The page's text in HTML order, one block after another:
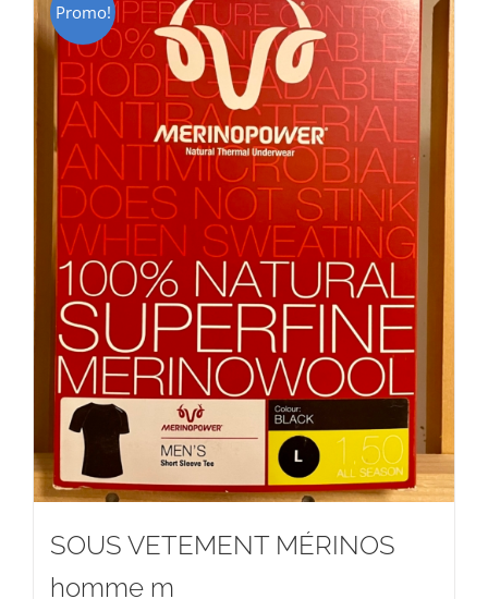
Promo!
SOUS VETEMENT MÉRINOS
homme m